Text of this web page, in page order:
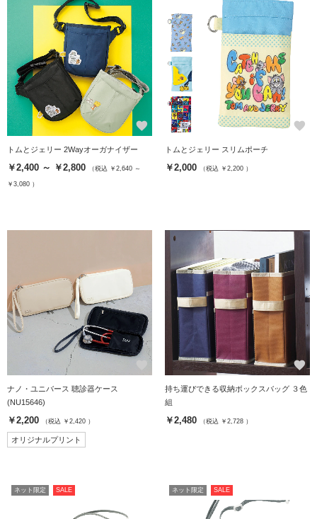
favorite
トムとジェリー 2Wayオーガナイザー
￥2,400 ～ ￥2,800 （税込 ￥2,640 ～
￥3,080 ）
favorite
トムとジェリー スリムポーチ
￥2,000 （税込 ￥2,200 ）
ナノ・ユニバース 聴診器ケース
(NU15646)
￥2,200 （税込 ￥2,420 ）
オリジナルプリント
favorite
持ち運びできる収納ボックスバッグ ３色
組
￥2,480 （税込 ￥2,728 ）
ネット限定 SALE ネット限定 SALE